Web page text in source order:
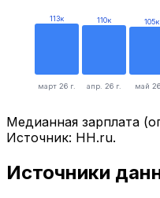
март 26 г.
113к
апр. 26 г.
110к
май 26
105к
Медианная зарплата
Источник: HH.ru.
Источники